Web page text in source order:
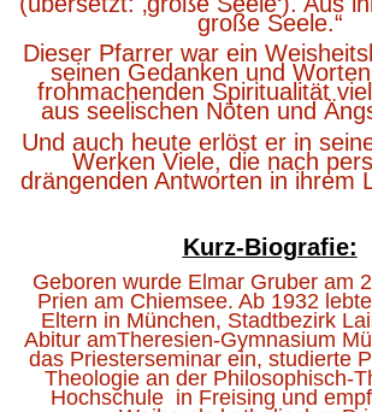
große Seele.“
Dieser Pfarrer war ein
seinen Gedanken und
frohmachenden Spiritualität
aus seelischen Nöten und
Und auch heute erlöst er in
Werken Viele, die nach
drängenden Antworten in ihrem
Kurz-Biografie:
Geboren wurde Elmar Gruber am
Prien am Chiemsee. Ab 1932
Eltern in München, Stadtbezirk
Abitur amTheresien-Gymnasium
das Priesterseminar ein, studierte
Theologie an der Philosophisch-
Hochschule in Freising und